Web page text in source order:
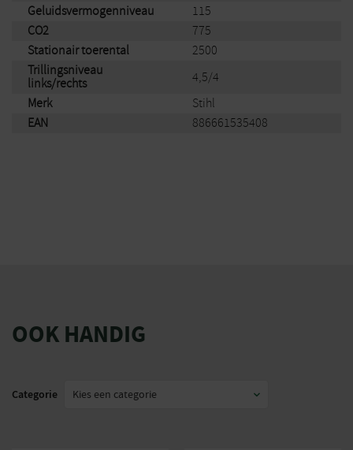
Geluidsvermogenniveau
115
CO2
775
Stationair toerental
2500
Trillingsniveau
links/rechts
4,5/4
Merk
Stihl
EAN
886661535408
OOK HANDIG
Categorie